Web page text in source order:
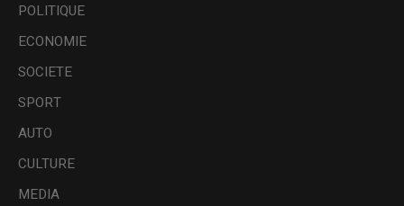
POLITIQUE
ECONOMIE
SOCIETE
SPORT
AUTO
CULTURE
MEDIA